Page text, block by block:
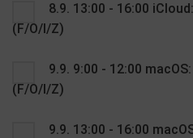
8.9. 13:00 - 16:00
(F/O/I/Z)
9.9. 9:00 - 12:00
(F/O/I/Z)
9.9. 13:00 - 16:00